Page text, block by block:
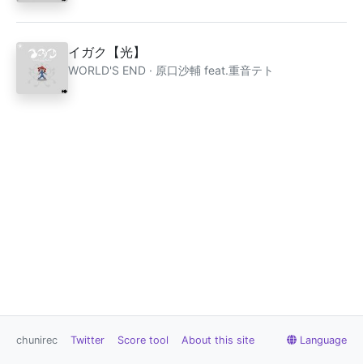
イガク【光】
WORLD'S END · 原口沙輔 feat.重音テト
chunirec Twitter Score tool About this site Language